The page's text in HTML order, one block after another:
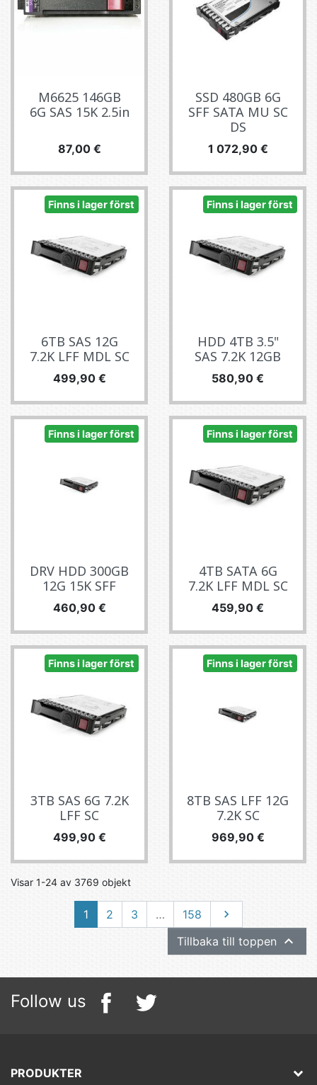
M6625 146GB
6G SAS 15K 2.5in
Pris
87,00 €
SSD 480GB 6G
SFF SATA MU SC
DS
Pris
1 072,90 €
Finns i lager först
6TB SAS 12G
7.2K LFF MDL SC
Pris
499,90 €
Finns i lager först
HDD 4TB 3.5"
SAS 7.2K 12GB
Pris
580,90 €
Finns i lager först
DRV HDD 300GB
12G 15K SFF
Pris
460,90 €
Finns i lager först
4TB SATA 6G
7.2K LFF MDL SC
Pris
459,90 €
Finns i lager först
3TB SAS 6G 7.2K
LFF SC
Pris
499,90 €
Finns i lager först
8TB SAS LFF 12G
7.2K SC
Pris
969,90 €
Visar 1-24 av 3769 objekt
1 2 3 … 158 Nästa

Tillbaka till toppen 
Follow us
PRODUKTER